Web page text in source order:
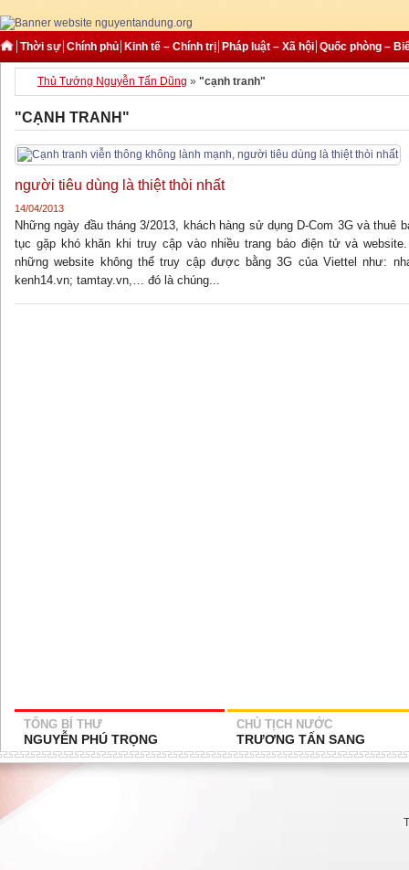
Thời sự Chính phủ Kinh tế – Chính trị Pháp luật – Xã hội Quốc phòng –
Thủ Tướng Nguyễn Tấn Dũng » "cạnh tranh"
"CẠNH TRANH"
người tiêu dùng là thiệt thòi nhất
14/04/2013
Những ngày đầu tháng 3/2013, khách hàng sử dụng D-Com 3G và thuê
tục gặp khó khăn khi truy cập vào nhiều trang báo điện tử và
những website không thể truy cập được bằng 3G của Viettel như:
kenh14.vn; tamtay.vn,… đó là chúng...
TỔNG BÍ THƯ
NGUYỄN PHÚ TRỌNG
CHỦ TỊCH NƯỚC
TRƯƠNG TẤN SANG